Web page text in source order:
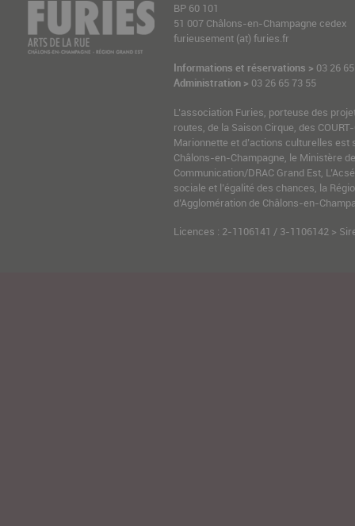
BP 60 101
51 007 Châlons-en-Champagne cedex
furieusement (at) furies.fr
Informations et réservations > 03 26
Administration > 03 26 65 73 55
L’association Furies, porteuse des
routes, de la Saison Cirque, des
Marionnette et d’actions culturelles est
Châlons-en-Champagne, le Ministère
Communication/DRAC Grand Est,
sociale et l’égalité des chances, la
d’Agglomération de Châlons-en-
Licences : 2-1106141 / 3-1106142 >